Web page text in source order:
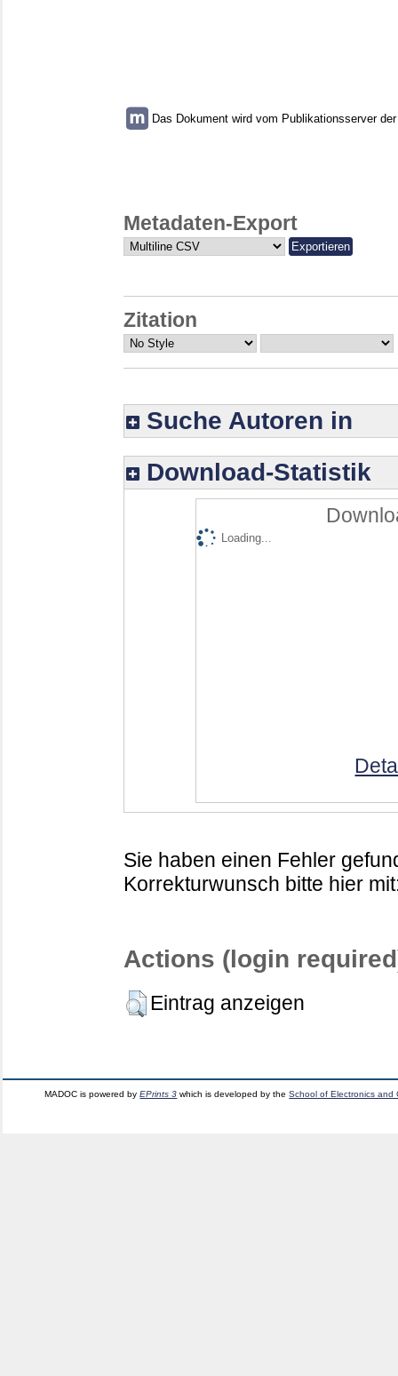
Das Dokument wird vom Publikationsserver
Metadaten-Export
Zitation
Suche Autoren in
Download-Statistik
Loading...
Sie haben einen Fehler
Korrekturwunsch bitte hier
Actions (login
Eintrag anzeigen
MADOC is powered byEPrints 3 which is developed by theSchool of Electronics and